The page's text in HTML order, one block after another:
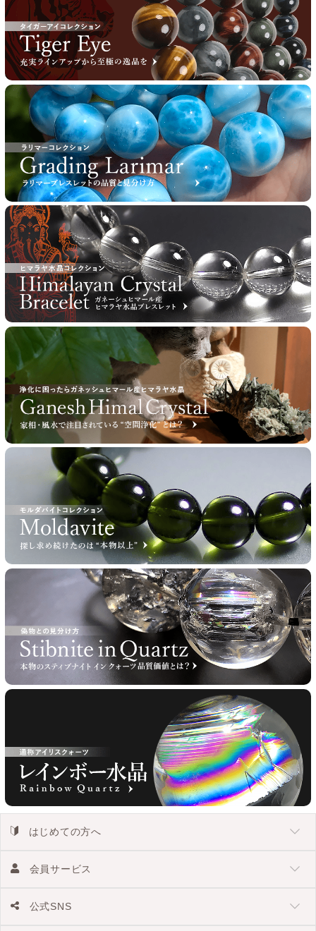
はじめての方へ
会員サービス
公式SNS